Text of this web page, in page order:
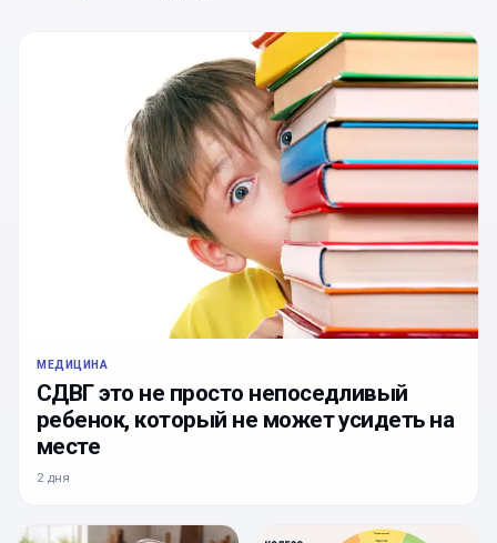
МЕДИЦИНА
СДВГ это не просто непоседливый
ребенок, который не может усидеть на
месте
2 дня